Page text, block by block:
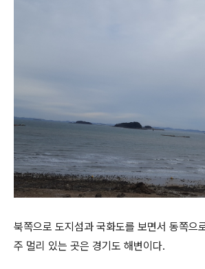
북쪽으로 도지섬과 국화도를 보면서 동쪽으
주 멀리 있는 곳은 경기도 해변이다.